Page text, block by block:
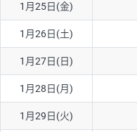
1月25日(金)
1月26日(土)
1月27日(日)
1月28日(月)
1月29日(火)